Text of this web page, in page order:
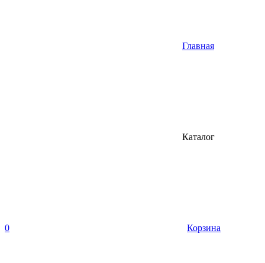
Главная
Каталог
0 Корзина